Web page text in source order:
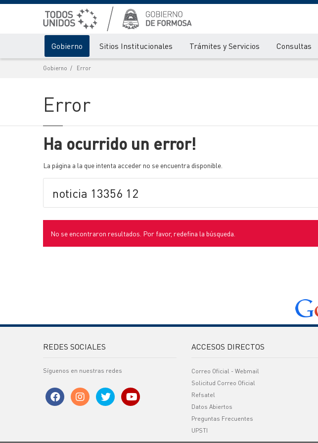
Gobierno Sitios Institucionales Trámites y Servicios Consultas
Gobierno Error
Error
Ha ocurrido un error!
La página a la que intenta acceder no se encuentra disponible.
No se encontraron resultados. Por favor, redefina la búsqueda.
REDES SOCIALES
Síguenos en nuestras redes
ACCESOS DIRECTOS
Correo Oficial - Webmail
Solicitud Correo Oficial
Refsatel
Datos Abiertos
Preguntas Frecuentes
UPSTI